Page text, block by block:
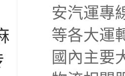
安汽運專
等各大運
國內主要